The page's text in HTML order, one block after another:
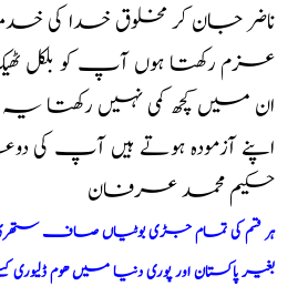
ناضر جان کر مخلوق خدا کی
عزم رکھتا ہوں آپ کو بلکل
ان میں کچھ کمی نہیں رکھتا
اپنے آزمودہ ہوتے ہیں آپ کی
حکیم محمد عرفان
ہر قسم کی تمام جڑی بوٹیاں صاف ستھری
بغیر پاکستان اور پوری دنیا میں ھوم